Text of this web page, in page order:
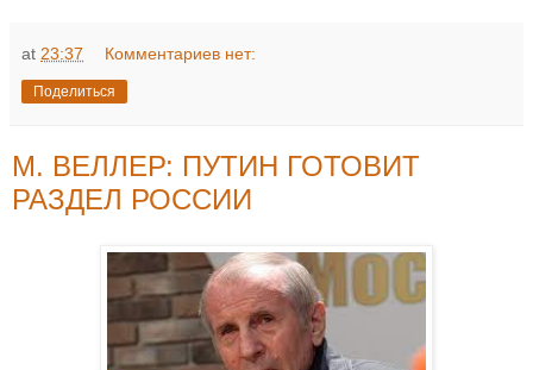
at 23:37 Комментариев нет:
Поделиться
М. ВЕЛЛЕР: ПУТИН ГОТОВИТ
РАЗДЕЛ РОССИИ